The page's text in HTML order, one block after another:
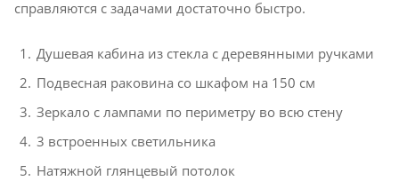
справляются с задачами достаточно быстро.
Душевая кабина из стекла с деревянными ручками
Подвесная раковина со шкафом на 150 см
Зеркало с лампами по периметру во всю стену
3 встроенных светильника
Натяжной глянцевый потолок